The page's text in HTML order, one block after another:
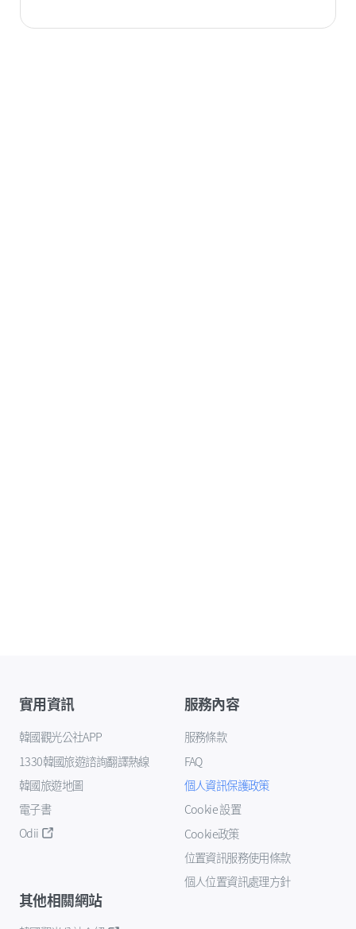
實用資訊
韓國觀光公社APP
1330韓國旅遊諮詢翻譯熱線
韓國旅遊地圖
電子書
Odii
服務內容
服務條款
FAQ
個人資訊保護政策
Cookie 設置
Cookie政策
位置資訊服務使用條款
個人位置資訊處理方針
其他相關網站